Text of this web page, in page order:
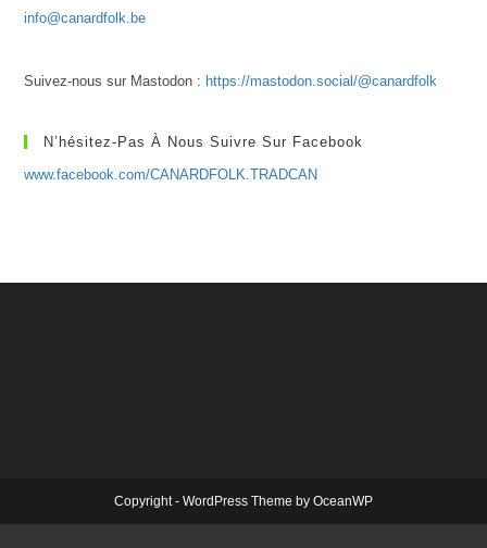
info@canardfolk.be
Suivez-nous sur Mastodon : https://mastodon.social/@canardfolk
N’hésitez-Pas À Nous Suivre Sur Facebook
www.facebook.com/CANARDFOLK.TRADCAN
Copyright - WordPress Theme by OceanWP